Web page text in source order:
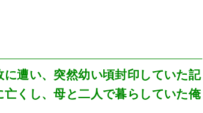
遭い、突然幼い頃封印していた記
くし、母と二人で暮らしていた俺